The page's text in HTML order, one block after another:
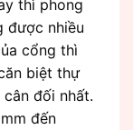
thì phong
được nhiều
cổng thì
biệt thự
đối nhất.
đến